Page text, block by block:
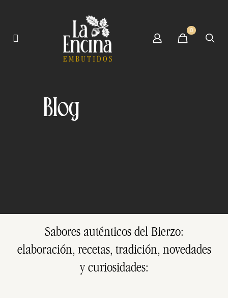
0
Blog
Sabores auténticos del Bierzo:
elaboración, recetas, tradición, novedades
y curiosidades: